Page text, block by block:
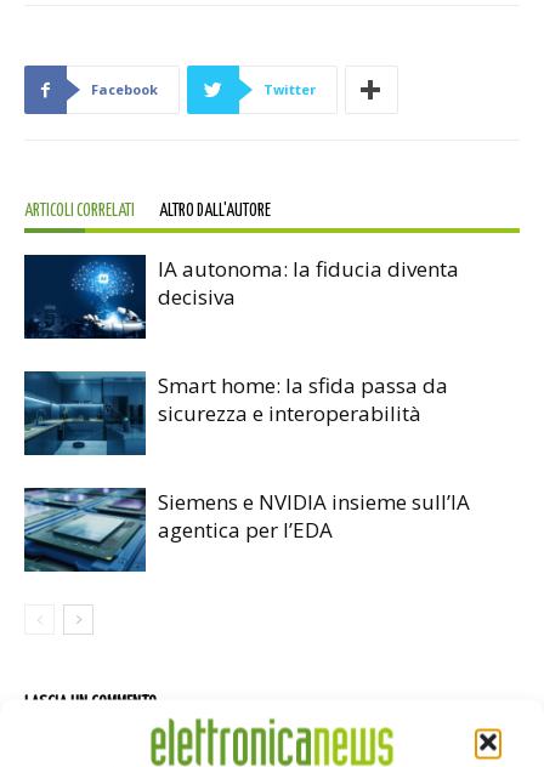
Facebook Twitter
ARTICOLI CORRELATI ALTRO DALL'AUTORE
IA autonoma: la fiducia diventa
decisiva
Smart home: la sfida passa da
sicurezza e interoperabilità
Siemens e NVIDIA insieme sull’IA
agentica per l’EDA
LASCIA UN COMMENTO